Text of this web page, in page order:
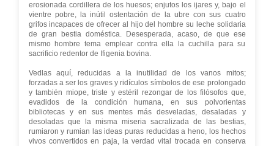
erosionada cordillera de los huesos; enjutos los ijares y, bajo el
vientre pobre, la inútil ostentación de la ubre con sus cuatro
grifos incapaces de ofrecer al hijo del hombre su leche solidaria
de gran bestia doméstica. Desesperada, acaso, de que ese
mismo hombre tema emplear contra ella la cuchilla para su
sacrificio redentor de Ifigenia bovina.
Vedlas aquí, reducidas a la inutilidad de los vanos mitos;
forzadas a ser los graves y ridículos símbolos de ese prolongado
y también miope, triste y estéril rezongar de los filósofos que,
evadidos de la condición humana, en sus polvorientas
bibliotecas y en sus mentes más desveladas, desaladas y
desoladas que la misma miseria sacralizada de las bestias,
rumiaron y rumian las ideas puras reducidas a heno, los hechos
vivos convertidos en paja, la verdad vital trocada en conserva